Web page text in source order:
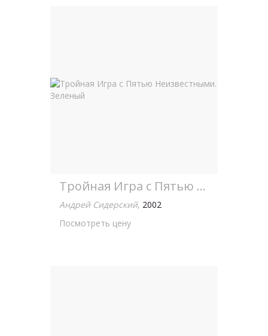
Тройная Игра с Пятью Неизвестными. Зеленый
Андрей Сидерский, 2002
Посмотреть цену